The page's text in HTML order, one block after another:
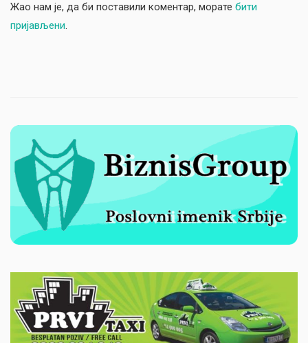
Жао нам је, да би поставили коментар, морате бити
пријављени.